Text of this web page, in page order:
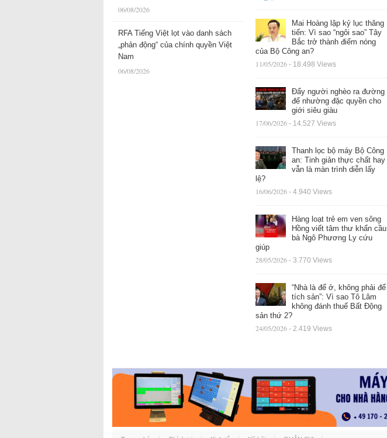
06/08/2026
RFA Tiếng Việt lọt vào danh sách
„phản động“ của chính quyền Việt
Nam
06/08/2026
Mai Hoàng lập kỷ lục thăng
tiến: Vì sao “ngôi sao” Tây
Bắc trở thành điểm nóng
của Bộ Công an?
11/05/2026 - 18.498 Views
Đẩy người nghèo ra đường
để nhường đặc quyền cho
giới siêu giàu
17/06/2026 - 14.527 Views
Thanh lọc bộ máy Bộ Công
an: Tinh giản thực chất hay
vẫn là màn trình diễn lấy
lệ?
16/06/2026 - 4.940 Views
Hàng loạt trẻ em ven sông
Hồng viết tâm thư khẩn cầu
bà Ngô Phương Ly cứu
giúp
28/05/2026 - 3.770 Views
“Nhà là để ở, không phải để
tích sản”: Vì sao Tô Lâm
không đánh thuế Bất Động
sản thứ 2?
24/05/2026 - 2.419 Views